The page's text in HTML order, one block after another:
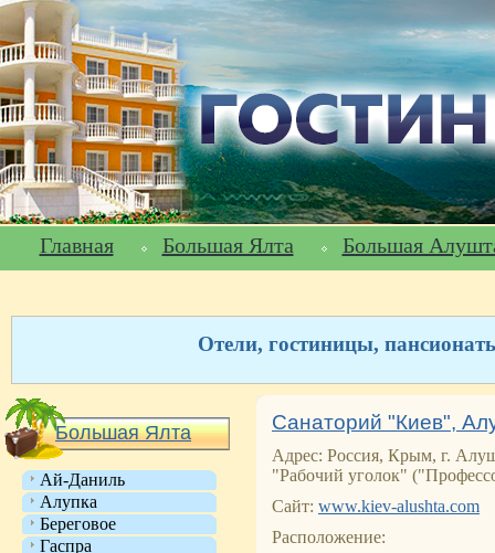
Главная Большая Ялта Большая
Отели, гостиницы,
Большая Ялта
Ай-Даниль
Алупка
Береговое
Гаспра
Санаторий "Киев",
Адрес: Россия, Крым, г.
"Рабочий уголок"
Сайт: www.kiev-alushta.com
Расположение: